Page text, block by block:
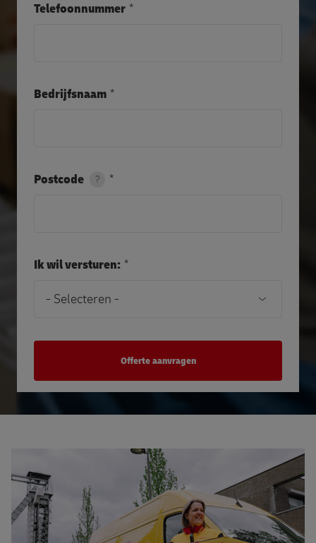
Telefoonnummer
Bedrijfsnaam
Postcode ?
Ik wil versturen: